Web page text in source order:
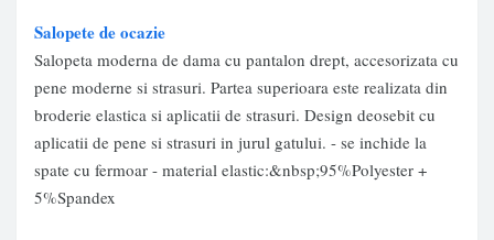
Salopete de ocazie
Salopeta moderna de dama cu pantalon drept, accesorizata cu
pene moderne si strasuri. Partea superioara este realizata din
broderie elastica si aplicatii de strasuri. Design deosebit cu
aplicatii de pene si strasuri in jurul gatului. - se inchide la
spate cu fermoar - material elastic:&nbsp;95%Polyester +
5%Spandex